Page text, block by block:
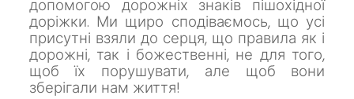
допомогою дорожніх знаків пішохідної
доріжки. Ми щиро сподіваємось, що усі
присутні взяли до серця, що правила як і
дорожні, так і божественні, не для того,
щоб їх порушувати, але щоб вони
зберігали нам життя!